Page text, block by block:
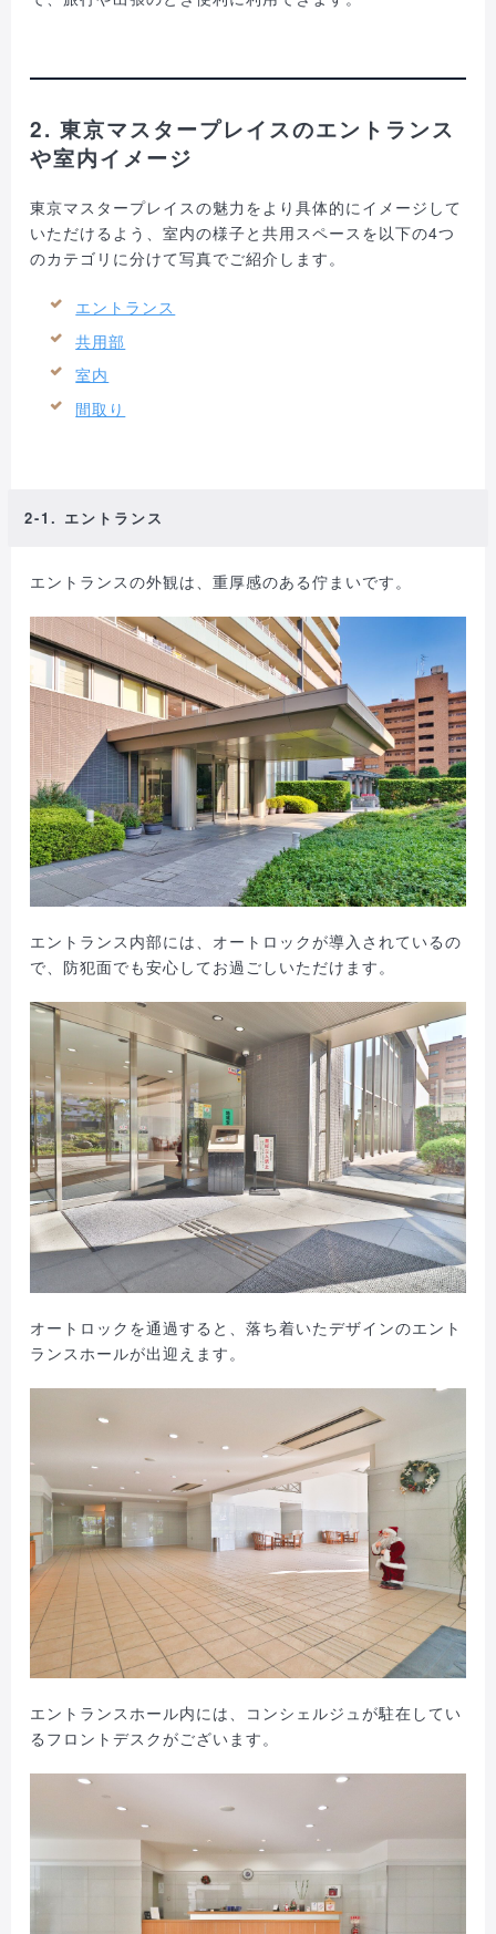
2. 東京マスタープレイスのエントランス
や室内イメージ
東京マスタープレイスの魅力をより具体的にイメージして
いただけるよう、室内の様子と共用スペースを以下の4つ
のカテゴリに分けて写真でご紹介します。
エントランス
共用部
室内
間取り
2-1. エントランス
エントランスの外観は、重厚感のある佇まいです。
エントランス内部には、オートロックが導入されているの
で、防犯面でも安心してお過ごしいただけます。
オートロックを通過すると、落ち着いたデザインのエント
ランスホールが出迎えます。
エントランスホール内には、コンシェルジュが駐在してい
るフロントデスクがございます。